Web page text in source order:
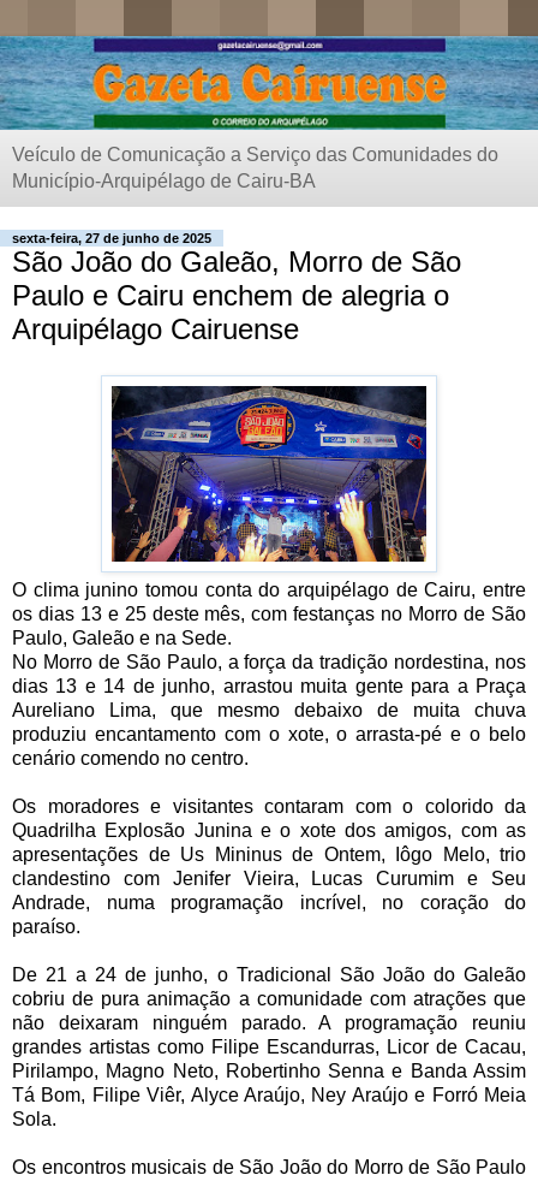
Veículo de Comunicação a Serviço das Comunidades do
Município-Arquipélago de Cairu-BA
sexta-feira, 27 de junho de 2025
São João do Galeão, Morro de São
Paulo e Cairu enchem de alegria o
Arquipélago Cairuense
O clima junino tomou conta do arquipélago de Cairu, entre
os dias 13 e 25 deste mês, com festanças no Morro de São
Paulo, Galeão e na Sede.
No Morro de São Paulo, a força da tradição nordestina, nos
dias 13 e 14 de junho, arrastou muita gente para a Praça
Aureliano Lima, que mesmo debaixo de muita chuva
produziu encantamento com o xote, o arrasta-pé e o belo
cenário comendo no centro.
Os moradores e visitantes contaram com o colorido da
Quadrilha Explosão Junina e o xote dos amigos, com as
apresentações de Us Mininus de Ontem, Iôgo Melo, trio
clandestino com Jenifer Vieira, Lucas Curumim e Seu
Andrade, numa programação incrível, no coração do
paraíso.
De 21 a 24 de junho, o Tradicional São João do Galeão
cobriu de pura animação a comunidade com atrações que
não deixaram ninguém parado. A programação reuniu
grandes artistas como Filipe Escandurras, Licor de Cacau,
Pirilampo, Magno Neto, Robertinho Senna e Banda Assim
Tá Bom, Filipe Viêr, Alyce Araújo, Ney Araújo e Forró Meia
Sola.
Os encontros musicais de São João do Morro de São Paulo